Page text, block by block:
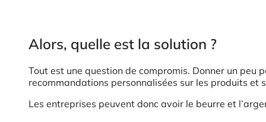
Alors, quelle est la solution ?
Tout est une question de compromis. Donner un peu
recommandations personnalisées sur les produits et
Les entreprises peuvent donc avoir le beurre et